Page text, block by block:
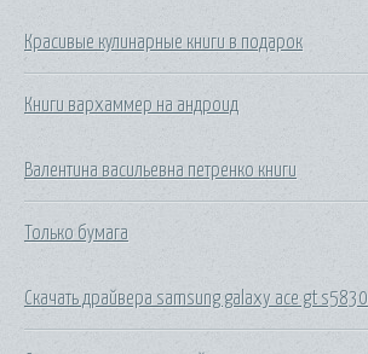
Красивые кулинарные книги в подарок
Книги вархаммер на андроид
Валентина васильевна петренко книги
Только бумага
Скачать драйвера samsung galaxy ace gt s5830